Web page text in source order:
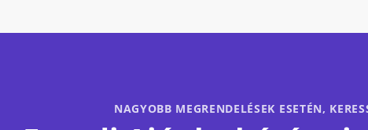
NAGYOBB MEGRENDELÉSEK ESETÉN,